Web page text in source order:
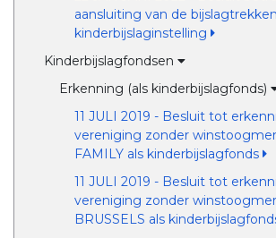
aansluiting van de
kinderbijslaginstelling
Kinderbijslagfondsen
Erkenning (als kinderbijslagfonds)
11 JULI 2019 - Besluit tot
vereniging zonder
FAMILY als kinderbijslagfonds
11 JULI 2019 - Besluit tot
vereniging zonder
BRUSSELS als